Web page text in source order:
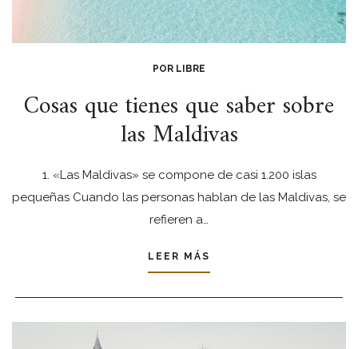
POR LIBRE
Cosas que tienes que saber sobre
las Maldivas
1. «Las Maldivas» se compone de casi 1.200 islas
pequeñas Cuando las personas hablan de las Maldivas, se
refieren a…
LEER MÁS